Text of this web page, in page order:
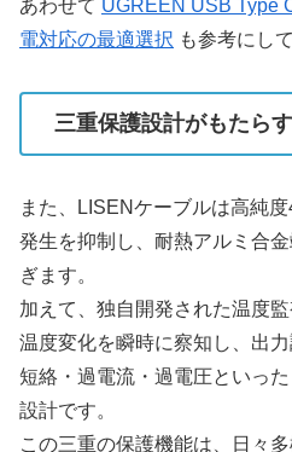
あわせて UGREEN USB Type
電対応の最適選択 も参考にし
三重保護設計がもたら
また、LISENケーブルは高純
発生を抑制し、耐熱アルミ合
ぎます。
加えて、独自開発された温度
温度変化を瞬時に察知し、出
短絡・過電流・過電圧といっ
設計です。
この三重の保護機能は、日々